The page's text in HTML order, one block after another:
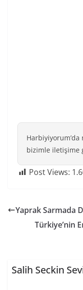
bizimle iletişime
Post Views:
Yaprak Sarmada
Türkiye’nin
Salih Seckin